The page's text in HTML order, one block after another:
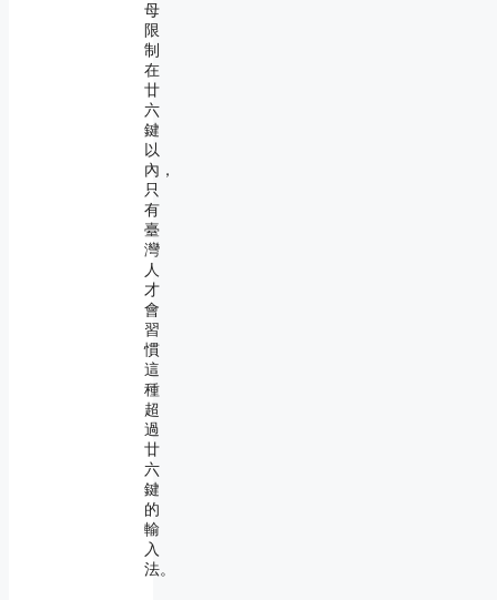
母
限
制
在
廿
六
鍵
以
內，
只
有
臺
灣
人
才
會
習
慣
這
種
超
過
廿
六
鍵
的
輸
入
法。